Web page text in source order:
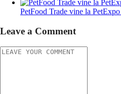
PetFood Trade vine la
Leave a Comment